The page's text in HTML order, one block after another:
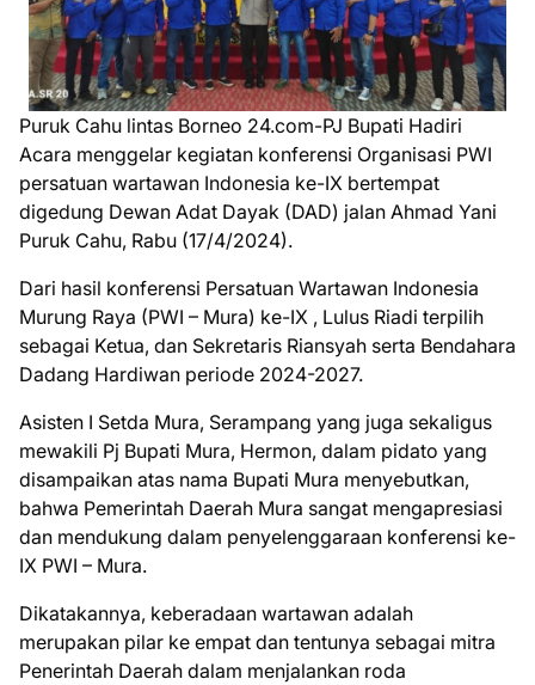
Puruk Cahu lintas Borneo 24.com-PJ Bupati Hadiri
Acara menggelar kegiatan konferensi Organisasi PWI
persatuan wartawan Indonesia ke-IX bertempat
digedung Dewan Adat Dayak (DAD) jalan Ahmad Yani
Puruk Cahu, Rabu (17/4/2024).
Dari hasil konferensi Persatuan Wartawan Indonesia
Murung Raya (PWI – Mura) ke-IX , Lulus Riadi terpilih
sebagai Ketua, dan Sekretaris Riansyah serta Bendahara
Dadang Hardiwan periode 2024-2027.
Asisten I Setda Mura, Serampang yang juga sekaligus
mewakili Pj Bupati Mura, Hermon, dalam pidato yang
disampaikan atas nama Bupati Mura menyebutkan,
bahwa Pemerintah Daerah Mura sangat mengapresiasi
dan mendukung dalam penyelenggaraan konferensi ke-
IX PWI – Mura.
Dikatakannya, keberadaan wartawan adalah
merupakan pilar ke empat dan tentunya sebagai mitra
Penerintah Daerah dalam menjalankan roda